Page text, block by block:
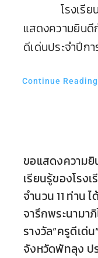
โรงเรียนเ
แสดงความยิน
ดีเด่นประจำปีก
Continue Reading
ขอแสดงความ
เรียนรู้ของโรง
จำนวน 11 ท่าน
จารึกพระนามา
รางวัล”ครูดีเด่
จังหวัดพัทลุง ป